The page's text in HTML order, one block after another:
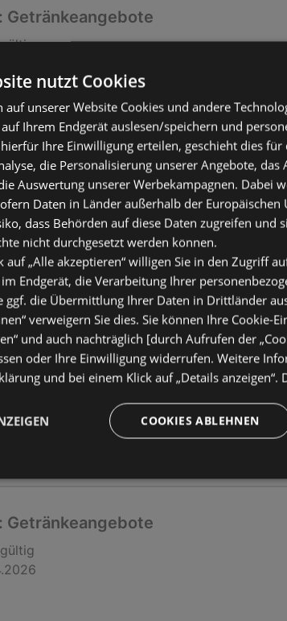
Getränkeangebote
Getränkeangebote
Getränkeangebote
nutzt Cookies
auf unserer Website Cookies und andere
Ihrem Endgerät auslesen/speichern und
Ihre Einwilligung erteilen, geschieht dies
die Personalisierung unserer Angebote,
Auswertung unserer Werbekampagnen. Dabei
Daten in Länder außerhalb der
dass Behörden auf diese Daten zugreifen und
nicht durchgesetzt werden können.
auf „Alle akzeptieren“ willigen Sie in den Zugriff
Endgerät, die Verarbeitung Ihrer
ggf. die Übermittlung Ihrer Daten in Drittländer
verweigern Sie dies. Sie können Ihre Cookie-
und auch nachträglich [durch Aufrufen der
oder Ihre Einwilligung widerrufen. Weitere
und bei einem Klick auf „Details anzeigen“.
COOKIES ABLEHNEN